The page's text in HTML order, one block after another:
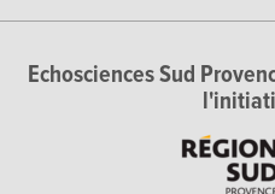
Echosciences Sud